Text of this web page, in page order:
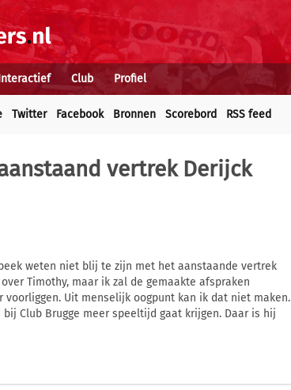
Club Profiel
Twitter Facebook Bronnen Scorebord RSS feed
vertrek Derijck
weten niet blij te zijn met het aanstaande vertrek
Timothy, maar ik zal de gemaakte afspraken
Uit menselijk oogpunt kan ik dat niet maken.
Club Brugge meer speeltijd gaat krijgen. Daar is hij